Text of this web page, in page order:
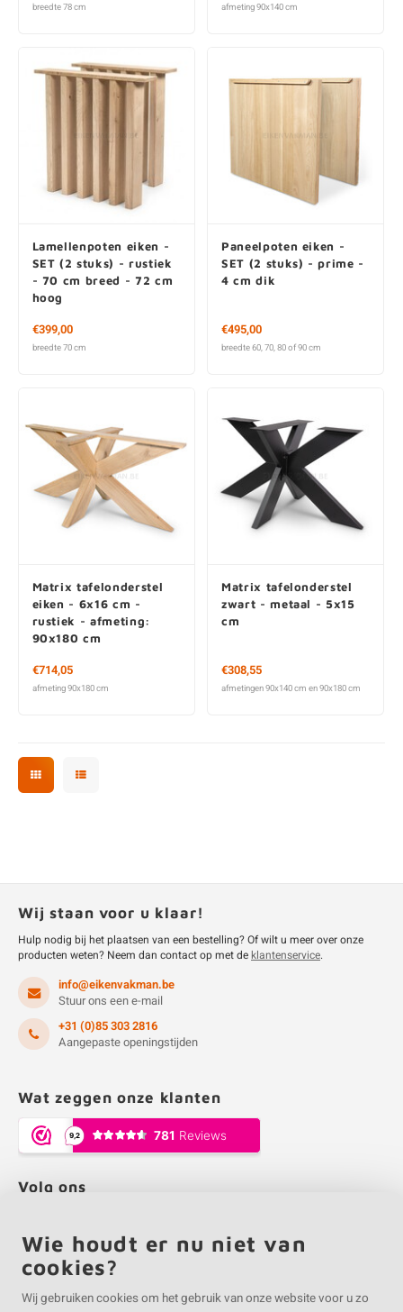
breedte 78 cm afmeting 90x140 cm
Lamellenpoten eiken -
SET (2 stuks) - rustiek
- 70 cm breed - 72 cm
hoog
Vanaf € 399,00
breedte 70 cm
Paneelpoten eiken -
SET (2 stuks) - prime -
4 cm dik
Vanaf € 495,00
breedte 60, 70, 80 of 90 cm
Matrix tafelonderstel
eiken - 6x16 cm -
rustiek - afmeting:
90x180 cm
Vanaf € 714,05
afmeting 90x180 cm
Matrix tafelonderstel
zwart - metaal - 5x15
cm
€ 308,55
afmetingen 90x140 cm en 90x180 cm
Wij staan voor u klaar!
Hulp nodig bij het plaatsen van een bestelling? Of wilt u meer over onze
producten weten? Neem dan contact op met deklantenservice.
info@eikenvakman.be
Stuur ons een e-mail
+31 (0)85 303 2816
Aangepaste openingstijden
Wat zeggen onze klanten
Volg ons
Wie houdt er nu niet van
cookies?
Wij gebruiken cookies om het gebruik van onze website voor u zo